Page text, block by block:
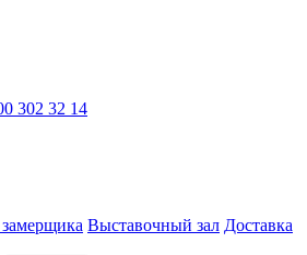
302 32 14
Выставочный зал Доставка